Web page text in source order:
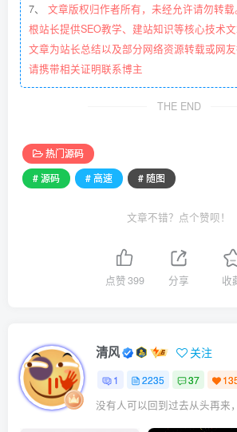
7、 文章版权归作者所有，未经允许请勿转
根站长提供SEO教学、建站知识等核心技术
文章为站长总结以及部分网络资源转载或网
请携带相关证明联系博主
THE END
热门源码
# 源码
# 高速 # 随图
文章不错？点个赞呗！
点赞399 分享 收
清风 关注
1 2235 37